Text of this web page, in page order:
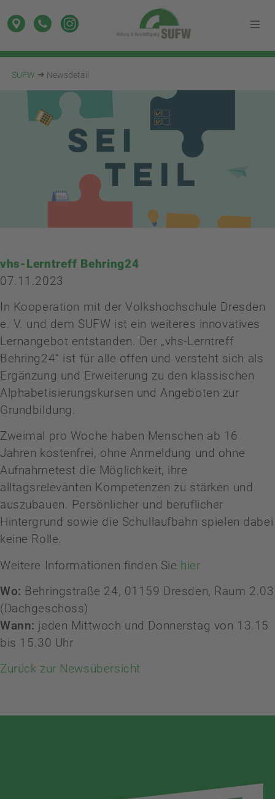
SUFW Newsdetail
vhs-Lerntreff Behring24
07.11.2023
In Kooperation mit der Volkshochschule Dresden
e. V. und dem SUFW ist ein weiteres innovatives
Lernangebot entstanden. Der „vhs-Lerntreff
Behring24“ ist für alle offen und versteht sich als
Ergänzung und Erweiterung zu den klassischen
Alphabetisierungskursen und Angeboten zur
Grundbildung.
Zweimal pro Woche haben Menschen ab 16
Jahren kostenfrei, ohne Anmeldung und ohne
Aufnahmetest die Möglichkeit, ihre
alltagsrelevanten Kompetenzen zu stärken und
auszubauen. Persönlicher und beruflicher
Hintergrund sowie die Schullaufbahn spielen dabei
keine Rolle.
Weitere Informationen finden Sie hier
Wo: Behringstraße 24, 01159 Dresden, Raum 2.03
(Dachgeschoss)
Wann: jeden Mittwoch und Donnerstag von 13.15
bis 15.30 Uhr
Zurück zur Newsübersicht